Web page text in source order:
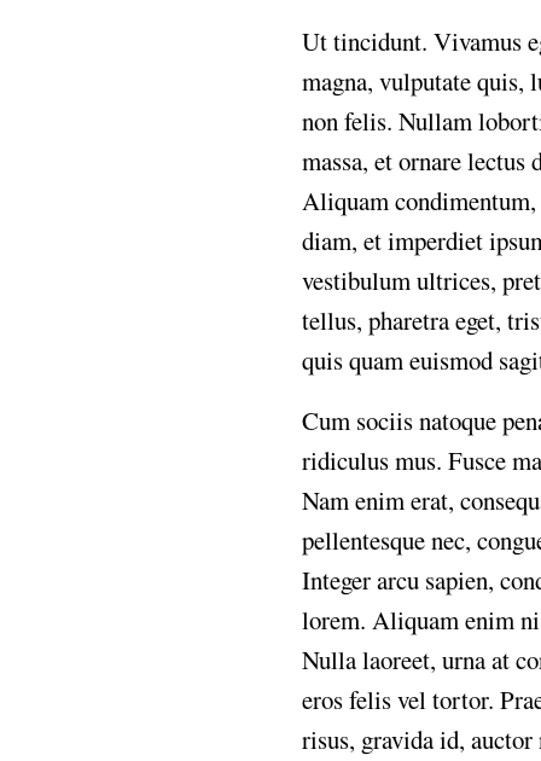
Uttincidunt. Vivamus
magna, vulputatequis,
nonfelis. Nullam
massa, etornarelectus
Aliquamcondimentum,
diam, etimperdiet
vestibulumultrices,
tellus, pharetraeget,
quisquameuismod
Cum sociisnatoque
ridiculusmus. Fusce
Namenimerat,
pellentesquenec,
Integerarcu sapien,
lorem. Aliquamenim
Nullalaoreet, urnaat
erosfelisveltortor.
risus, gravidaid, auctor